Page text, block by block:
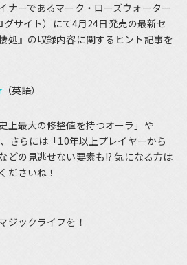
ナーであるマーク・ローズウォーター
サイト）にて4月24日発売の最新セ
処』の収録内容に関するヒント記事を
（英語）
上最大の修整値を持つオーラ」や
さらには「10年以上プレイヤーから
どの見逃せない要素も!? 気になる方は
ださいね！
ジックライフを！